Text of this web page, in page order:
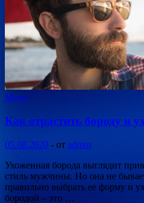
Мода
Как отрастить бороду и
05.08.2020 - от admin
Ухоженная борода выглядит
стиль мужчины. Но она не
правильно выбрать ее форму и
бородой – это …